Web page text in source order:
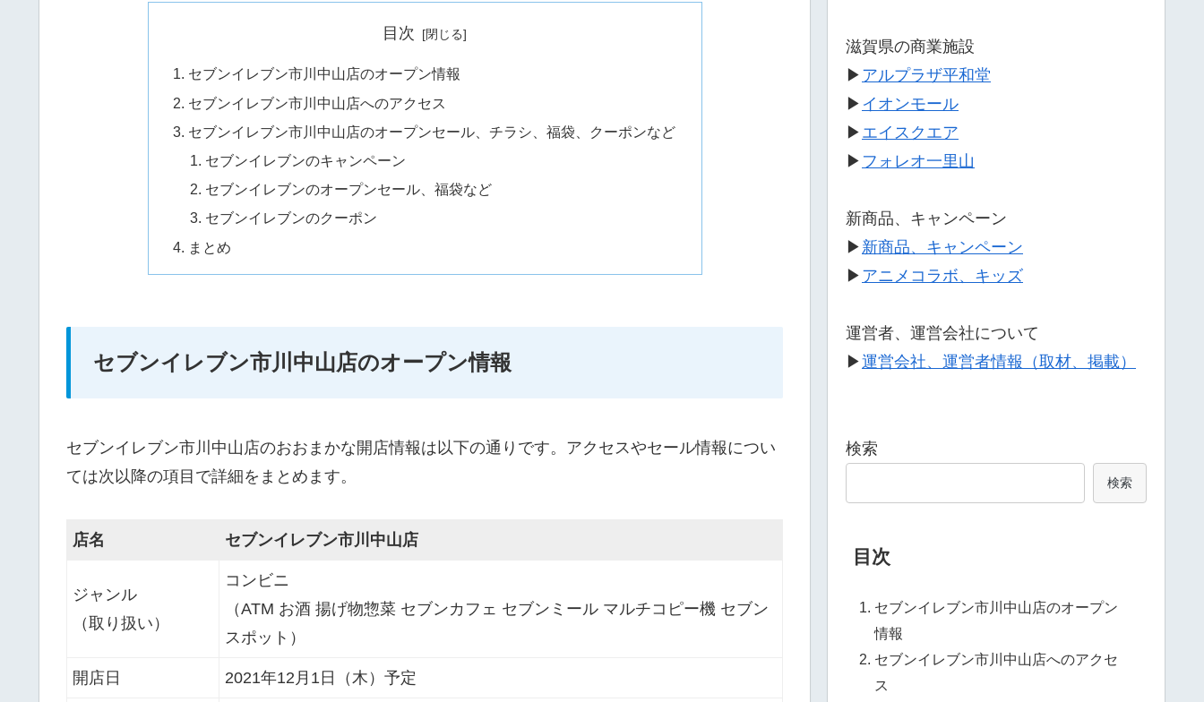
目次
セブンイレブン市川中山店のオープン情報
セブンイレブン市川中山店へのアクセス
セブンイレブン市川中山店のオープンセール、チラシ、福袋、クーポンなど
セブンイレブンのキャンペーン
セブンイレブンのオープンセール、福袋など
セブンイレブンのクーポン
まとめ
セブンイレブン市川中山店のオープン情報
セブンイレブン市川中山店のおおまかな開店情報は以下の通りです。アクセスやセール情報につい
ては次以降の項目で詳細をまとめます。
店名 セブンイレブン市川中山店
ジャンル
（取り扱い）
コンビニ
（ATM お酒 揚げ物惣菜 セブンカフェ セブンミール マルチコピー機 セブン
スポット）
開店日 2021年12月1日（木）予定
滋賀県の商業施設
▶ アルプラザ平和堂
▶ イオンモール
▶ エイスクエア
▶ フォレオ一里山
新商品、キャンペーン
▶ 新商品、キャンペーン
▶ アニメコラボ、キッズ
運営者、運営会社について
▶運営会社、運営者情報（取材、掲載）
検索
検索
目次
セブンイレブン市川中山店のオープン
情報
セブンイレブン市川中山店へのアクセ
ス